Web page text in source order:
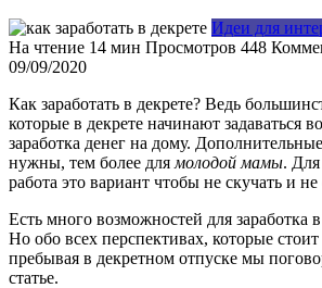
Идеи для
На чтение 14 мин Просмотров 448
09/09/2020
Как заработать в декрете? Ведь
которые в декрете начинают задаваться
заработка денег на дому. Дополнительные
нужны, тем более для молодой мамы.
работа это вариант чтобы не скучать и
Есть много возможностей для заработка
Но обо всех перспективах, которые
пребывая в декретном отпуске мы
статье.